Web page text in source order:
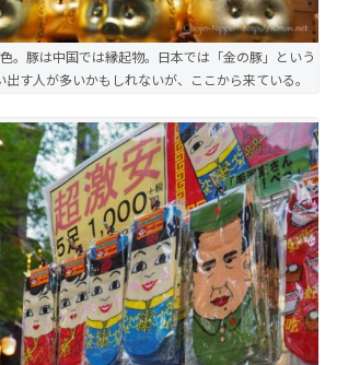
。豚は中国では縁起物。日本では「金の豚」という
す人が多いかもしれないが、ここから来ている。